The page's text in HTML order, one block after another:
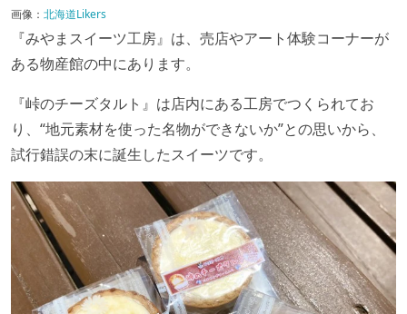
画像： 北海道Likers
『みやまスイーツ工房』は、売店やアート体験コーナーが
ある物産館の中にあります。
『峠のチーズタルト』は店内にある工房でつくられてお
り、“地元素材を使った名物ができないか”との思いから、
試行錯誤の末に誕生したスイーツです。